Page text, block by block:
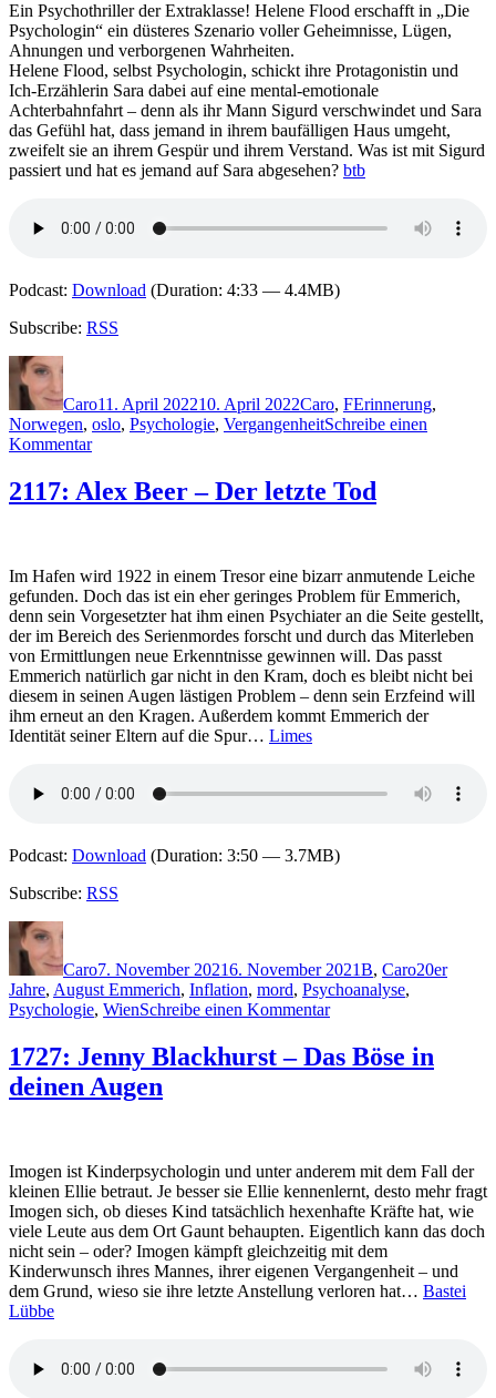
Ein Psychothriller der Extraklasse! Helene Flood erschafft in „Die
Psychologin“ ein düsteres Szenario voller Geheimnisse, Lügen,
Ahnungen und verborgenen Wahrheiten.
Helene Flood, selbst Psychologin, schickt ihre Protagonistin und
Ich-Erzählerin Sara dabei auf eine mental-emotionale
Achterbahnfahrt – denn als ihr Mann Sigurd verschwindet und Sara
das Gefühl hat, dass jemand in ihrem baufälligen Haus umgeht,
zweifelt sie an ihrem Gespür und ihrem Verstand. Was ist mit Sigurd
passiert und hat es jemand auf Sara abgesehen? btb
Podcast: Download (Duration: 4:33 — 4.4MB)
Subscribe: RSS
Autor
Caro11. April 202210. April 2022Caro, FErinnerung,
Norwegen, oslo, Psychologie, VergangenheitSchreibe einen
Kommentarzu
Helene
Flood
2117: Alex Beer – Der letzte Tod
Im Hafen wird 1922 in einem Tresor eine bizarr anmutende Leiche
gefunden. Doch das ist ein eher geringes Problem für Emmerich,
denn sein Vorgesetzter hat ihm einen Psychiater an die Seite gestellt,
der im Bereich des Serienmordes forscht und durch das Miterleben
von Ermittlungen neue Erkenntnisse gewinnen will. Das passt
Emmerich natürlich gar nicht in den Kram, doch es bleibt nicht bei
diesem in seinen Augen lästigen Problem – denn sein Erzfeind will
ihm erneut an den Kragen. Außerdem kommt Emmerich der
Identität seiner Eltern auf die Spur… Limes
Podcast: Download (Duration: 3:50 — 3.7MB)
Subscribe: RSS
Autor
Caro7. November 20216. November 2021B, Caro20er
Jahre, August Emmerich, Inflation, mord, Psychoanalyse,
Psychologie, WienSchreibe einen Kommentarzu
Alex
Beer
1727: Jenny Blackhurst – Das Böse in
deinen Augen
Imogen ist Kinderpsychologin und unter anderem mit dem Fall der
kleinen Ellie betraut. Je besser sie Ellie kennenlernt, desto mehr fragt
Imogen sich, ob dieses Kind tatsächlich hexenhafte Kräfte hat, wie
viele Leute aus dem Ort Gaunt behaupten. Eigentlich kann das doch
nicht sein – oder? Imogen kämpft gleichzeitig mit dem
Kinderwunsch ihres Mannes, ihrer eigenen Vergangenheit – und
dem Grund, wieso sie ihre letzte Anstellung verloren hat… Bastei
Lübbe